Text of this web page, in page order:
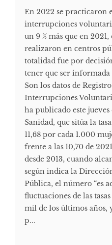
En 2022 se practicaron
interrupciones
un 9 % más que en 2021,
realizaron en centros
totalidad fue por
tener que ser
Son los datos de
Interrupciones
ha publicado este
Sanidad, que sitúa la
11,68 por cada 1.000
frente a las 10,70 de
desde 2013, cuando
según indica la
Pública, el número “es
fluctuaciones de las
mil de los últimos años,
p...